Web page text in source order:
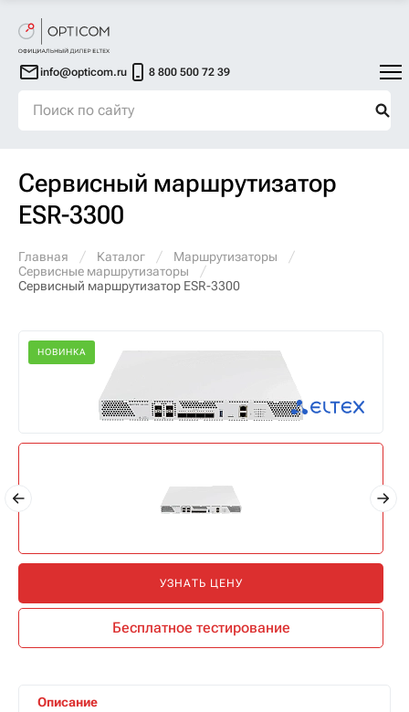
info@opticom.ru 8 800 500 72 39
Сервисный маршрутизатор
ESR-3300
Главная Каталог
Маршрутизаторы
Сервисные маршрутизаторы
Сервисный маршрутизатор ESR-3300
НОВИНКА
УЗНАТЬ ЦЕНУ
Бесплатное тестирование
Описание